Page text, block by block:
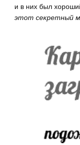
и в них был
этот секретный